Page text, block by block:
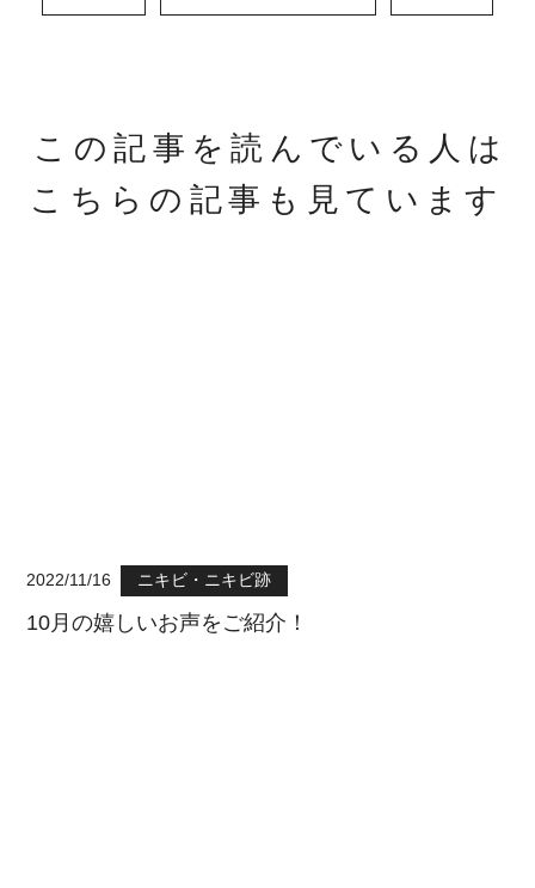
この記事を読んでいる人は
こちらの記事も見ています
2022/11/16 ニキビ・ニキビ跡
10月の嬉しいお声をご紹介！